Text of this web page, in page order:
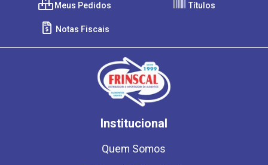
Meus Pedidos Títulos
Notas Fiscais
Institucional
Quem Somos